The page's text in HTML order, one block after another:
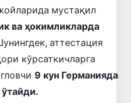
мустақил
ва ҳокимликларда
аттестация
кўрсаткичларга
9 кун Германияда